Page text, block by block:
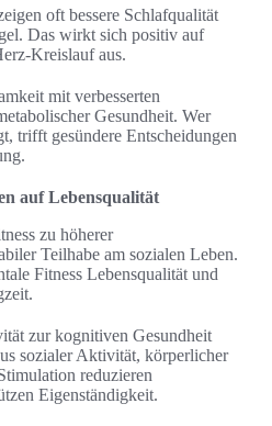
oft bessere Schlafqualität
Das wirkt sich positiv auf
Kreislauf aus.
mit verbesserten
Gesundheit. Wer
trifft gesündere Entscheidungen
auf Lebensqualität
zu höherer
Teilhabe am sozialen Leben.
Fitness Lebensqualität und
zur kognitiven Gesundheit
sozialer Aktivität, körperlicher
reduzieren
Eigenständigkeit.